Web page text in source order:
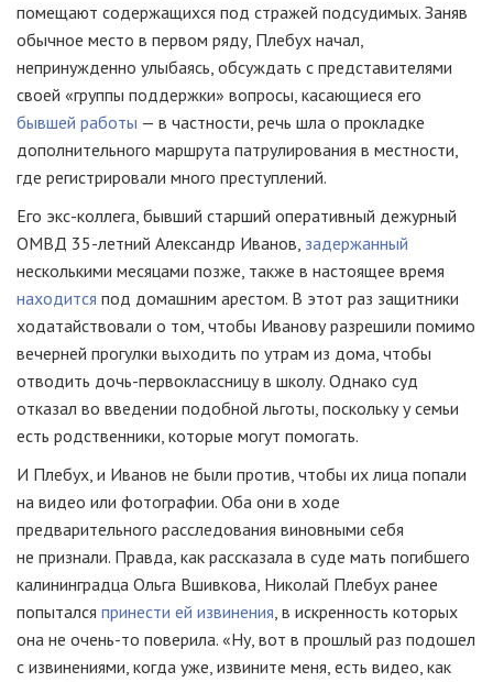
помещают содержащихся под стражей подсудимых. Заняв
обычное место в первом ряду, Плебух начал,
непринужденно улыбаясь, обсуждать с представителями
своей «группы поддержки» вопросы, касающиеся его
бывшей работы — в частности, речь шла о прокладке
дополнительного маршрута патрулирования в местности,
где регистрировали много преступлений.
Его экс-коллега, бывший старший оперативный дежурный
ОМВД 35-летний Александр Иванов, задержанный
несколькими месяцами позже, также в настоящее время
находится под домашним арестом. В этот раз защитники
ходатайствовали о том, чтобы Иванову разрешили помимо
вечерней прогулки выходить по утрам из дома, чтобы
отводить дочь-первоклассницу в школу. Однако суд
отказал во введении подобной льготы, поскольку у семьи
есть родственники, которые могут помогать.
И Плебух, и Иванов не были против, чтобы их лица попали
на видео или фотографии. Оба они в ходе
предварительного расследования виновными себя
не признали. Правда, как рассказала в суде мать погибшего
калининградца Ольга Вшивкова, Николай Плебух ранее
попытался принести ей извинения, в искренность которых
она не очень-то поверила. «Ну, вот в прошлый раз подошел
с извинениями, когда уже, извините меня, есть видео, как